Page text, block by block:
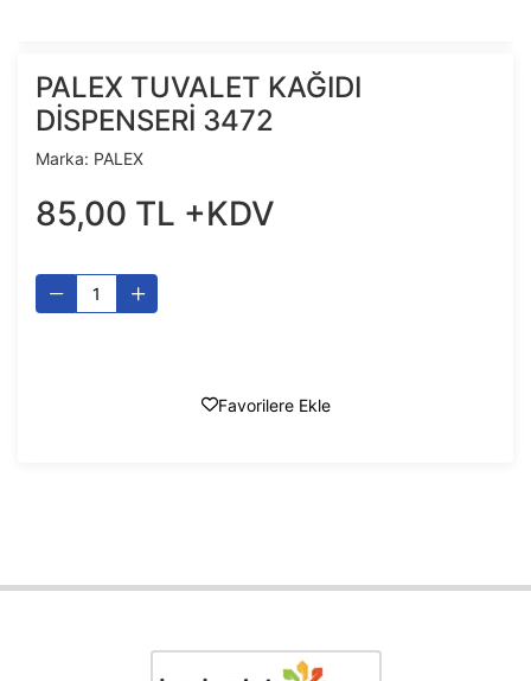
PALEX TUVALET KAĞIDI
DİSPENSERİ 3472
Marka: PALEX
85,00 TL +KDV
Favorilere Ekle